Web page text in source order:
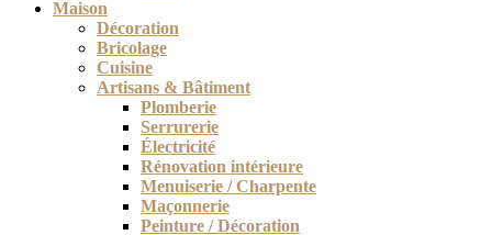
Maison
Décoration
Bricolage
Cuisine
Artisans & Bâtiment
Plomberie
Serrurerie
Électricité
Rénovation intérieure
Menuiserie / Charpente
Maçonnerie
Peinture / Décoration